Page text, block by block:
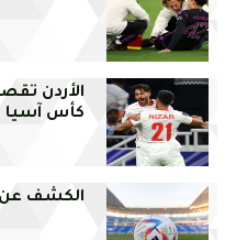
الأردن
كأس آسيا
الكشف عن